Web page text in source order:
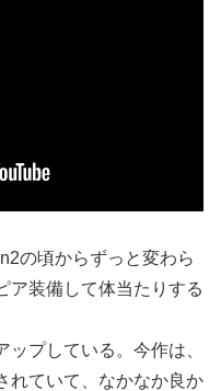
の頃からずっと変わら
ア装備して体当たりする
プしている。今作は、
れていて、なかなか良か